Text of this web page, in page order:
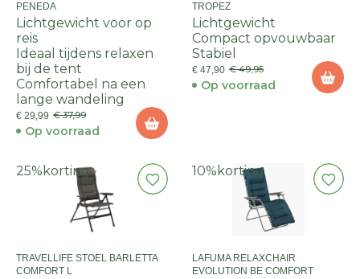
PENEDA
Lichtgewicht voor op
reis
Ideaal tijdens relaxen
bij de tent
Comfortabel na een
lange wandeling
€ 29,99 € 37,99
Op voorraad
TROPEZ
Lichtgewicht
Compact opvouwbaar
Stabiel
€ 47,90 € 49,95
Op voorraad
25% korting
TRAVELLIFE STOEL BARLETTA
COMFORT L
10% korting
LAFUMA RELAXCHAIR
EVOLUTION BE COMFORT